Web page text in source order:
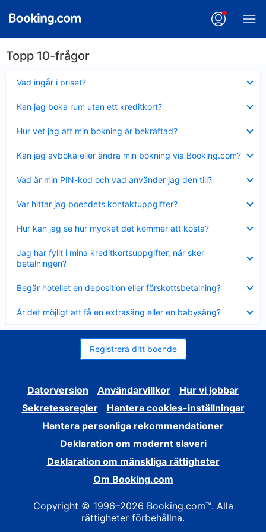
Topp 10-frågor
Vad ingår i priset?
mindre
Kan jag boka rum utan ett kreditkort?
mindre
Hur vet jag att min bokning är bekräftad?
mindre
Kan jag avboka eller ändra min bokning via Booking.com?
mindre
Vad är min PIN-kod och vad använder jag den till?
mindre
Var hittar jag boendets kontaktuppgifter?
mindre
Hur kan jag se hur mycket det kommer att kosta?
mindre
Jag har fyllt i mina kreditkortsuppgifter, när sker
betalningen?
mindre
Begär hotellet en deposition eller förskottsbetalning?
mindre
Är det möjligt att få en extrasäng eller en babysäng?
mindre
Registrera ditt boende
Datorversion Användarvillkor
Hur vi jobbar
Sekretessregler
Hantera cookies-inställningar
Hantera personliga rekommendationer
Deklaration om modernt slaveri
Deklaration om mänskliga rättigheter
Om Booking.com
Copyright © 1996–2026 Booking.com™. Alla
rättigheter förbehållna.